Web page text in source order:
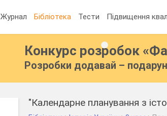
Журнал Бібліотека Тести Підвищення
Конкурс розробок
Розробки додавай –
"Календарне планування з